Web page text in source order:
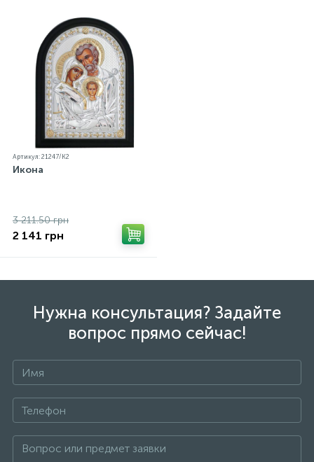
Артикул: 21247/К2
Икона
3 211.50 грн
2 141 грн
Нужна консультация? Задайте
вопрос прямо сейчас!